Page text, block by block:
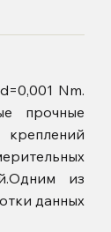
Nm.
прочные
из
данных